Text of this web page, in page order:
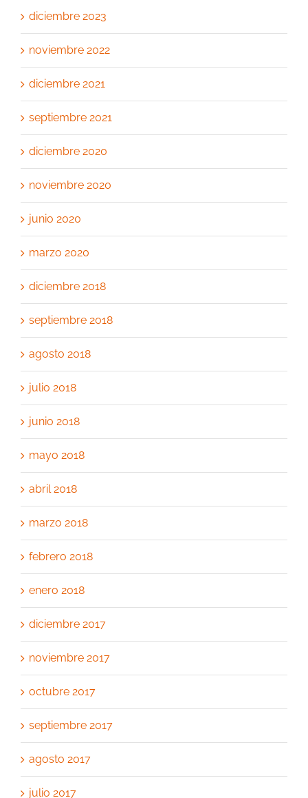
diciembre 2023
noviembre 2022
diciembre 2021
septiembre 2021
diciembre 2020
noviembre 2020
junio 2020
marzo 2020
diciembre 2018
septiembre 2018
agosto 2018
julio 2018
junio 2018
mayo 2018
abril 2018
marzo 2018
febrero 2018
enero 2018
diciembre 2017
noviembre 2017
octubre 2017
septiembre 2017
agosto 2017
julio 2017